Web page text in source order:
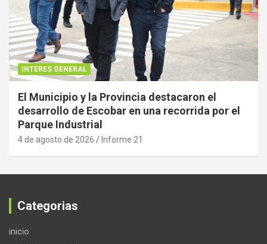
INTERES GENERAL
El Municipio y la Provincia destacaron el
desarrollo de Escobar en una recorrida por el
Parque Industrial
4 de agosto de 2026 Informe 21
Categorias
inicio